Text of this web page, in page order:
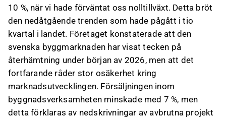
10 %, när vi hade förväntat oss nolltillväxt. Detta bröt
den nedåtgående trenden som hade pågått i tio
kvartal i landet. Företaget konstaterade att den
svenska byggmarknaden har visat tecken på
återhämtning under början av 2026, men att det
fortfarande råder stor osäkerhet kring
marknadsutvecklingen. Försäljningen inom
byggnadsverksamheten minskade med 7 %, men
detta förklaras av nedskrivningar av avbrutna projekt